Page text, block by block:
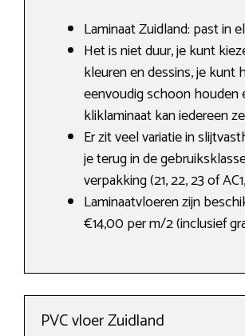
Laminaat Zuidland: past in
Het is niet duur, je kunt
kleuren en dessins, je kunt
eenvoudig schoon houden
kliklaminaat kan iedereen
Er zit veel variatie in
je terug in de
verpakking (21, 22, 23 of
Laminaatvloeren zijn
€14,00 per m/2 (inclusief
PVC vloer Zuidland